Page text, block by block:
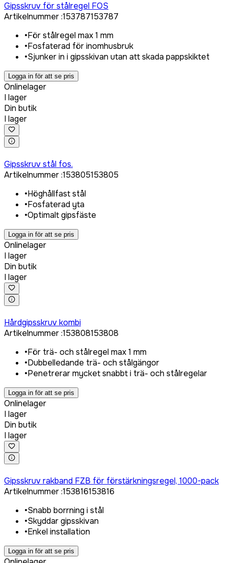
Gipsskruv för stålregel FOS
Artikelnummer:153787153787
•För stålregel max 1 mm
•Fosfaterad för inomhusbruk
•Sjunker in i gipsskivan utan att skada pappskiktet
Logga in för att se pris
Onlinelager
I lager
Din butik
I lager
Gipsskruv stål fos.
Artikelnummer:153805153805
•Höghållfast stål
•Fosfaterad yta
•Optimalt gipsfäste
Logga in för att se pris
Onlinelager
I lager
Din butik
I lager
Hårdgipsskruv kombi
Artikelnummer:153808153808
•För trä- och stålregel max 1 mm
•Dubbelledande trä- och stålgängor
•Penetrerar mycket snabbt i trä- och stålregelar
Logga in för att se pris
Onlinelager
I lager
Din butik
I lager
Gipsskruv rakband FZB för förstärkningsregel, 1000-pack
Artikelnummer:153816153816
•Snabb borrning i stål
•Skyddar gipsskivan
•Enkel installation
Logga in för att se pris